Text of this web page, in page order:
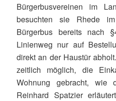
Bürgerbusvereinen im
besuchten sie Rhede
Bürgerbus bereits nach
Linienweg nur auf
direkt an der Haustür
zeitlich möglich, die
Wohnung gebracht, wie
Reinhard Spatzier